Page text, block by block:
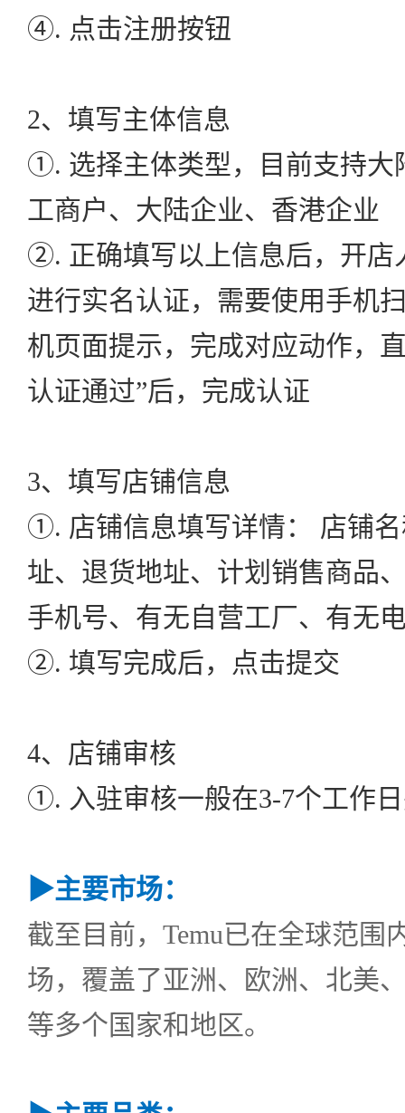
④. 点击注册按钮
2、填写主体信息
①. 选择主体类型，目前支持大
工商户、大陆企业、香港企业
②. 正确填写以上信息后，开店
进行实名认证，需要使用手机
机页面提示，完成对应动作，
认证通过”后，完成认证
3、填写店铺信息
①. 店铺信息填写详情： 店铺
址、退货地址、计划销售商品
手机号、有无自营工厂、有无
②. 填写完成后，点击提交
4、店铺审核
①. 入驻审核一般在3-7个工作
▶主要市场：
截至目前，Temu已在全球范围
场，覆盖了亚洲、欧洲、北美
等多个国家和地区。